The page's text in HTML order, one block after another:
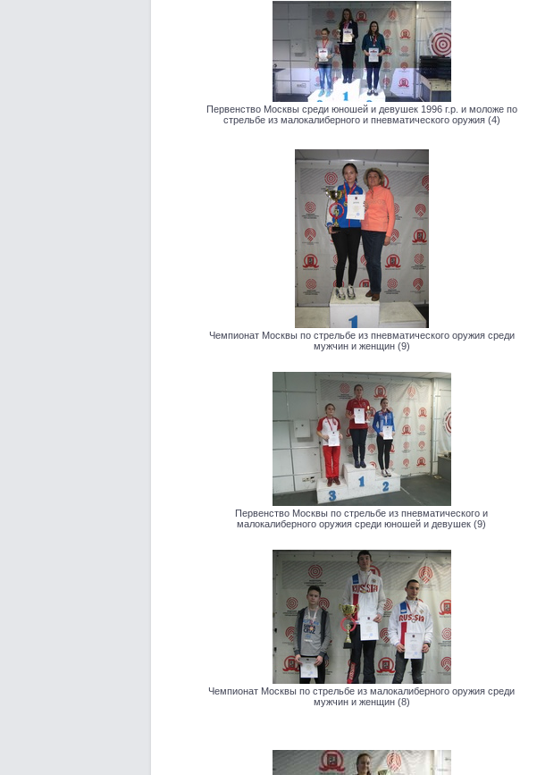
Первенство Москвы среди юношей и девушек 1996 г.р. и моложе по
стрельбе из малокалиберного и пневматического оружия (4)
Чемпионат Москвы по стрельбе из пневматического оружия среди
мужчин и женщин (9)
Первенство Москвы по стрельбе из пневматического и
малокалиберного оружия среди юношей и девушек (9)
Чемпионат Москвы по стрельбе из малокалиберного оружия среди
мужчин и женщин (8)